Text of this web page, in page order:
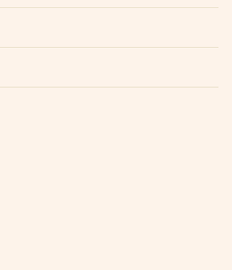
、好みに合わせて行います。
けないという事はございませ